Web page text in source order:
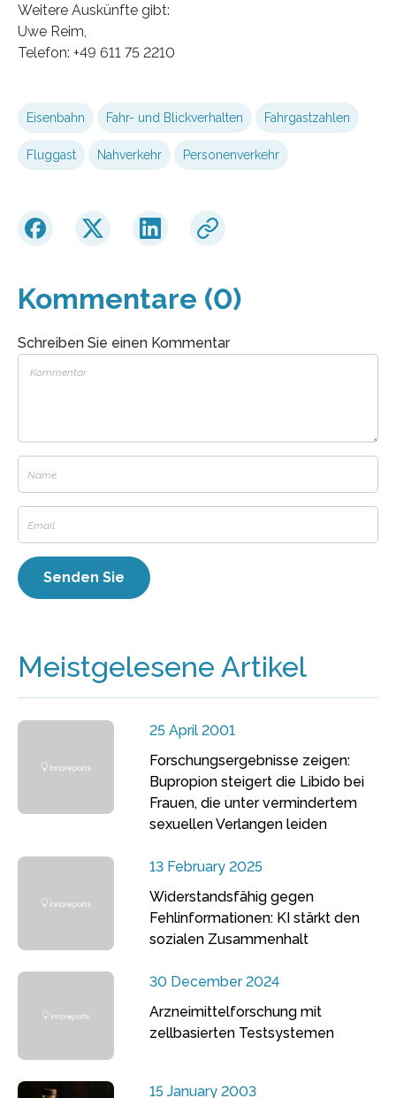
Weitere Auskünfte gibt:
Uwe Reim,
Telefon: +49 611 75 2210
Eisenbahn Fahr- und Blickverhalten Fahrgastzahlen
Fluggast Nahverkehr Personenverkehr
Kommentare (0)
Schreiben Sie einen Kommentar
Meistgelesene Artikel
25 April 2001
Forschungsergebnisse zeigen:
Bupropion steigert die Libido bei
Frauen, die unter vermindertem
sexuellen Verlangen leiden
13 February 2025
Widerstandsfähig gegen
Fehlinformationen: KI stärkt den
sozialen Zusammenhalt
30 December 2024
Arzneimittelforschung mit
zellbasierten Testsystemen
15 January 2003